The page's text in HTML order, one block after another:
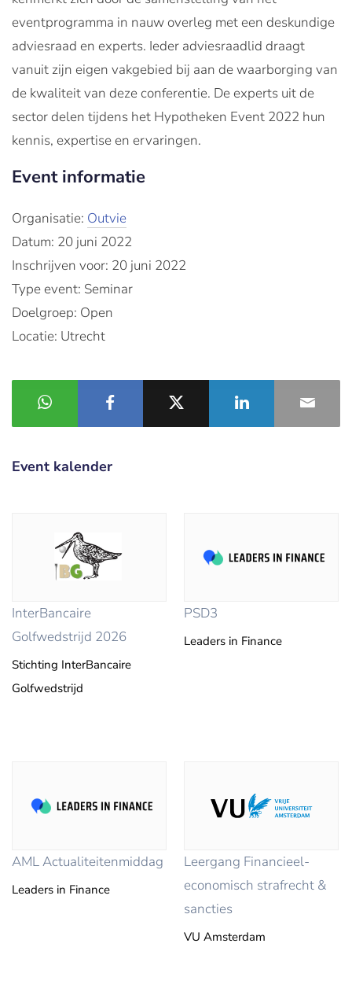
eventprogramma in nauw overleg met een deskundige
adviesraad en experts. Ieder adviesraadlid draagt
vanuit zijn eigen vakgebied bij aan de waarborging van
de kwaliteit van deze conferentie. De experts uit de
sector delen tijdens het Hypotheken Event 2022 hun
kennis, expertise en ervaringen.
Event informatie
Organisatie: Outvie
Datum: 20 juni 2022
Inschrijven voor: 20 juni 2022
Type event: Seminar
Doelgroep: Open
Locatie: Utrecht
Event kalender
InterBancaire
Golfwedstrijd 2026
Stichting InterBancaire
Golfwedstrijd
PSD3
Leaders in Finance
AML Actualiteitenmiddag
Leaders in Finance
Leergang Financieel-
economisch strafrecht &
sancties
VU Amsterdam